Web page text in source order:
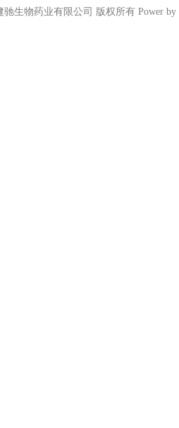
驰生物药业有限公司 版权所有 Power by